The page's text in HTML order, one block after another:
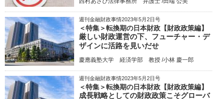
週刊金融財政事情2023年5月2日号
＜特集＞転換期の日本財政【財政政策編】
厳しい財政運営の下、フューチャー・デ
ザインに活路を見いだせ
慶應義塾大学 経済学部 教授 /小林 慶一郎
週刊金融財政事情2023年5月2日号
＜特集＞転換期の日本財政【財政政策編】
成長戦略としての財政政策こそグローバ